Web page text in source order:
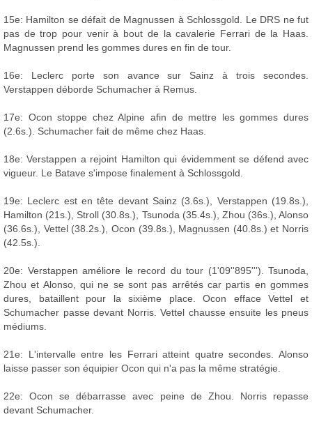
15e: Hamilton se défait de Magnussen à Schlossgold. Le DRS ne fut
pas de trop pour venir à bout de la cavalerie Ferrari de la Haas.
Magnussen prend les gommes dures en fin de tour.
16e: Leclerc porte son avance sur Sainz à trois secondes.
Verstappen déborde Schumacher à Remus.
17e: Ocon stoppe chez Alpine afin de mettre les gommes dures
(2.6s.). Schumacher fait de même chez Haas.
18e: Verstappen a rejoint Hamilton qui évidemment se défend avec
vigueur. Le Batave s'impose finalement à Schlossgold.
19e: Leclerc est en tête devant Sainz (3.6s.), Verstappen (19.8s.),
Hamilton (21s.), Stroll (30.8s.), Tsunoda (35.4s.), Zhou (36s.), Alonso
(36.6s.), Vettel (38.2s.), Ocon (39.8s.), Magnussen (40.8s.) et Norris
(42.5s.).
20e: Verstappen améliore le record du tour (1'09''895'''). Tsunoda,
Zhou et Alonso, qui ne se sont pas arrêtés car partis en gommes
dures, bataillent pour la sixième place. Ocon efface Vettel et
Schumacher passe devant Norris. Vettel chausse ensuite les pneus
médiums.
21e: L'intervalle entre les Ferrari atteint quatre secondes. Alonso
laisse passer son équipier Ocon qui n'a pas la même stratégie.
22e: Ocon se débarrasse avec peine de Zhou. Norris repasse
devant Schumacher.